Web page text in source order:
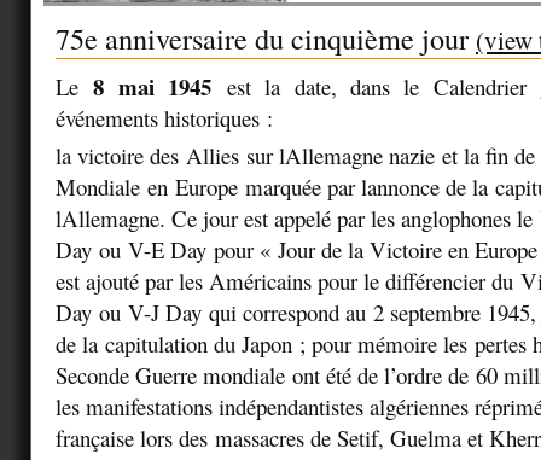
75e anniversaire du cinquième jour (view
Le8 mai 1945 est la date, dans le Calendrier
événements historiques :
la victoire des Allies sur lAllemagne nazie et la fin de
Mondiale en Europe marquée par lannonce de la
lAllemagne. Ce jour est appelé par les anglophones le
Day ou V-E Day pour « Jour de la Victoire en
est ajouté par les Américains pour le différencier du
Day ou V-J Day qui correspond au 2 septembre
de la capitulation du Japon ; pour mémoire les pertes
Seconde Guerre mondiale ont été de l’ordre de 60
les manifestations indépendantistes algériennes
française lors des massacres de Setif, Guelma et